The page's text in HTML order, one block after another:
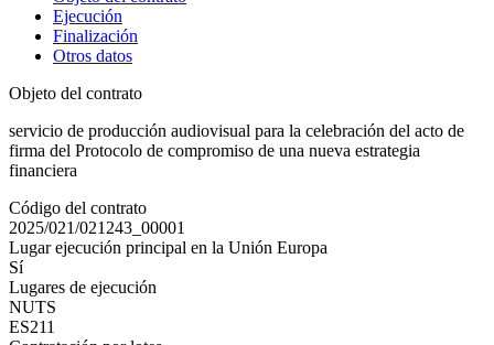
Ejecución
Finalización
Otros datos
Objeto del contrato
servicio de producción audiovisual para la celebración del acto de
firma del Protocolo de compromiso de una nueva estrategia
financiera
Código del contrato
2025/021/021243_00001
Lugar ejecución principal en la Unión Europa
Sí
Lugares de ejecución
NUTS
ES211